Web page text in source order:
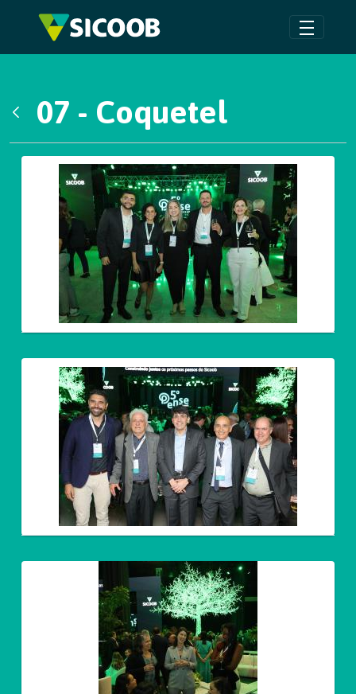
Pular para o Conteúdo principal
07 - Coquetel
Galeria de Mídias